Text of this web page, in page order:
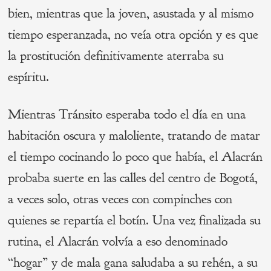
bien, mientras que la joven, asustada y al mismo
tiempo esperanzada, no veía otra opción y es que
la prostitución definitivamente aterraba su
espíritu.
Mientras Tránsito esperaba todo el día en una
habitación oscura y maloliente, tratando de matar
el tiempo cocinando lo poco que había, el Alacrán
probaba suerte en las calles del centro de Bogotá,
a veces solo, otras veces con compinches con
quienes se repartía el botín. Una vez finalizada su
rutina, el Alacrán volvía a eso denominado
“hogar” y de mala gana saludaba a su rehén, a su